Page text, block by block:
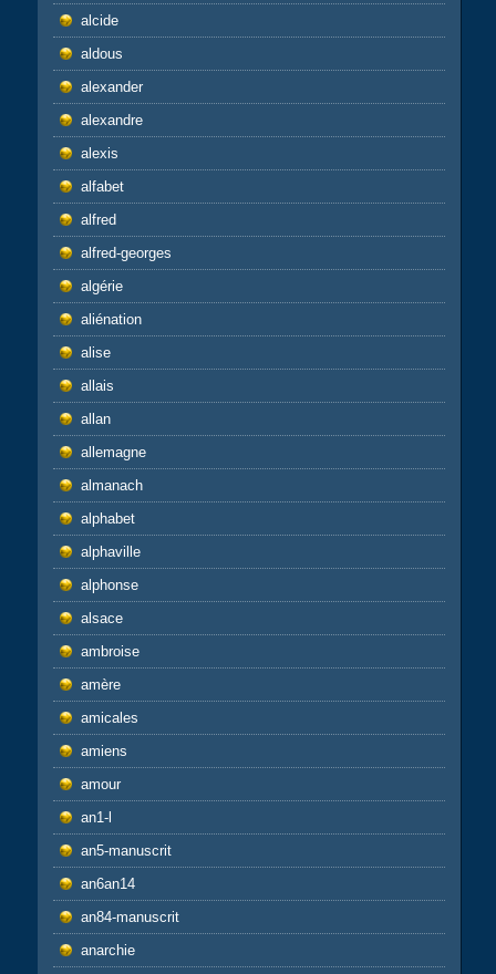
alcide
aldous
alexander
alexandre
alexis
alfabet
alfred
alfred-georges
algérie
aliénation
alise
allais
allan
allemagne
almanach
alphabet
alphaville
alphonse
alsace
ambroise
amère
amicales
amiens
amour
an1-l
an5-manuscrit
an6an14
an84-manuscrit
anarchie